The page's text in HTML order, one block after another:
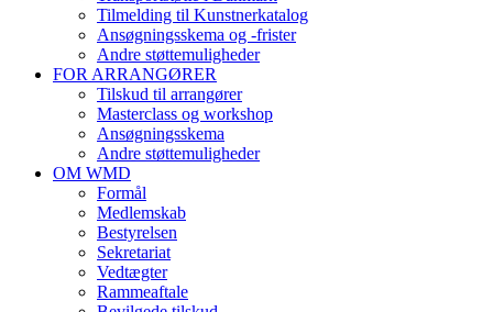
Tilmelding til Kunstnerkatalog
Ansøgningsskema og -frister
Andre støttemuligheder
FOR ARRANGØRER
Tilskud til arrangører
Masterclass og workshop
Ansøgningsskema
Andre støttemuligheder
OM WMD
Formål
Medlemskab
Bestyrelsen
Sekretariat
Vedtægter
Rammeaftale